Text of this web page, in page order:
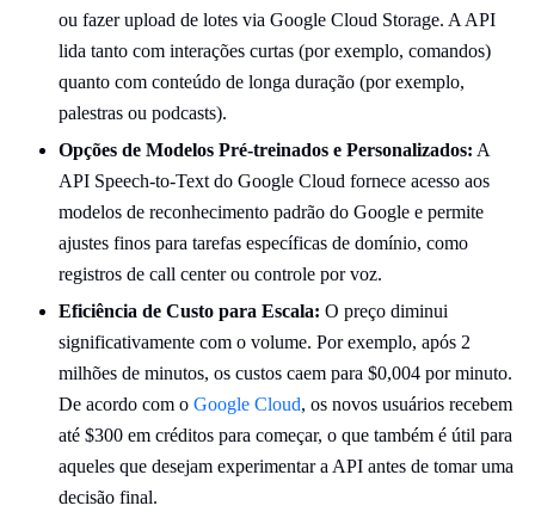
ou fazer upload de lotes via Google Cloud Storage. A API
lida tanto com interações curtas (por exemplo, comandos)
quanto com conteúdo de longa duração (por exemplo,
palestras ou podcasts).
Opções de Modelos Pré-treinados e Personalizados: A
API Speech-to-Text do Google Cloud fornece acesso aos
modelos de reconhecimento padrão do Google e permite
ajustes finos para tarefas específicas de domínio, como
registros de call center ou controle por voz.
Eficiência de Custo para Escala: O preço diminui
significativamente com o volume. Por exemplo, após 2
milhões de minutos, os custos caem para $0,004 por minuto.
De acordo com o Google Cloud, os novos usuários recebem
até $300 em créditos para começar, o que também é útil para
aqueles que desejam experimentar a API antes de tomar uma
decisão final.